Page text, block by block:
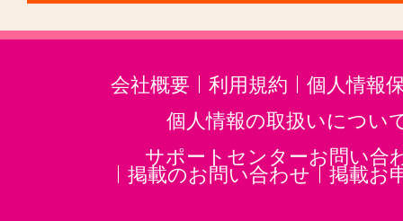
会社概要 利用規約
個人情報
個人情報の取扱いについ
サポートセンターお問い合
掲載のお問い合わせ
掲載お